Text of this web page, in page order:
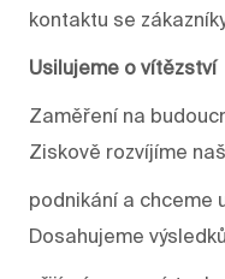
kontaktu se
Usilujeme o vítězství
Zaměření na
Ziskově rozvíjíme
podnikání a chceme
Dosahujeme